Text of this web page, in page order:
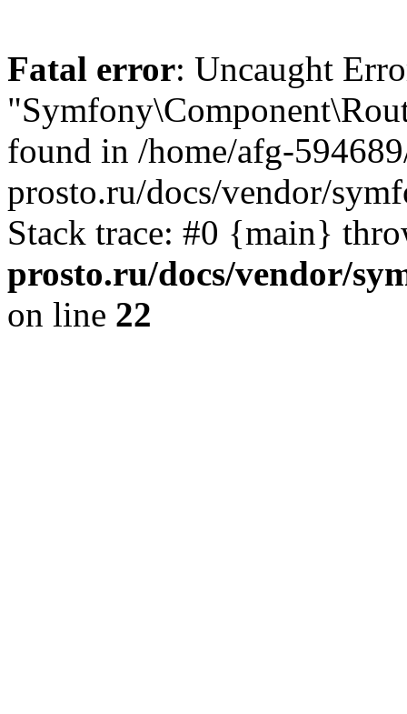
Fatal error: Uncaught
found in /home/afg-
prosto.ru/docs/vendor/
Stack trace: #0 {main}
prosto.ru/docs/vendor/
on line 22